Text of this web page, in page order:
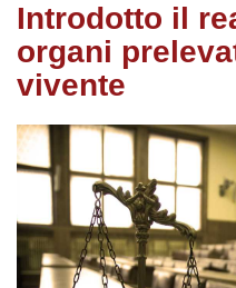
Introdotto il
organi
vivente